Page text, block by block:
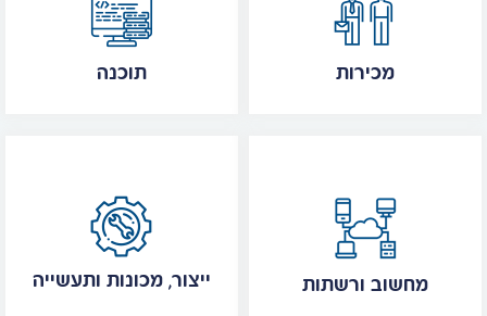
תוכנה מכירות
ייצור, מכונות ותעשייה מחשוב ורשתות